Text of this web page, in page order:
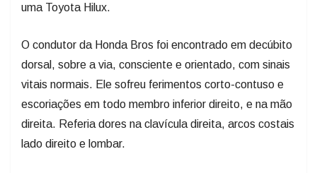
uma Toyota Hilux.
O condutor da Honda Bros foi encontrado em decúbito
dorsal, sobre a via, consciente e orientado, com sinais
vitais normais. Ele sofreu ferimentos corto-contuso e
escoriações em todo membro inferior direito, e na mão
direita. Referia dores na clavícula direita, arcos costais
lado direito e lombar.